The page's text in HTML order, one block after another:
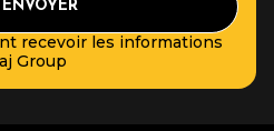
recevoir les informations
Group